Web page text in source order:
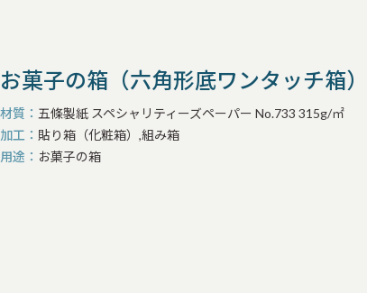
お菓子の箱（六角形底ワンタッチ箱）
材質
五條製紙 スペシャリティーズペーパー No.733 315g/㎡
加工
貼り箱（化粧箱）,組み箱
用途
お菓子の箱